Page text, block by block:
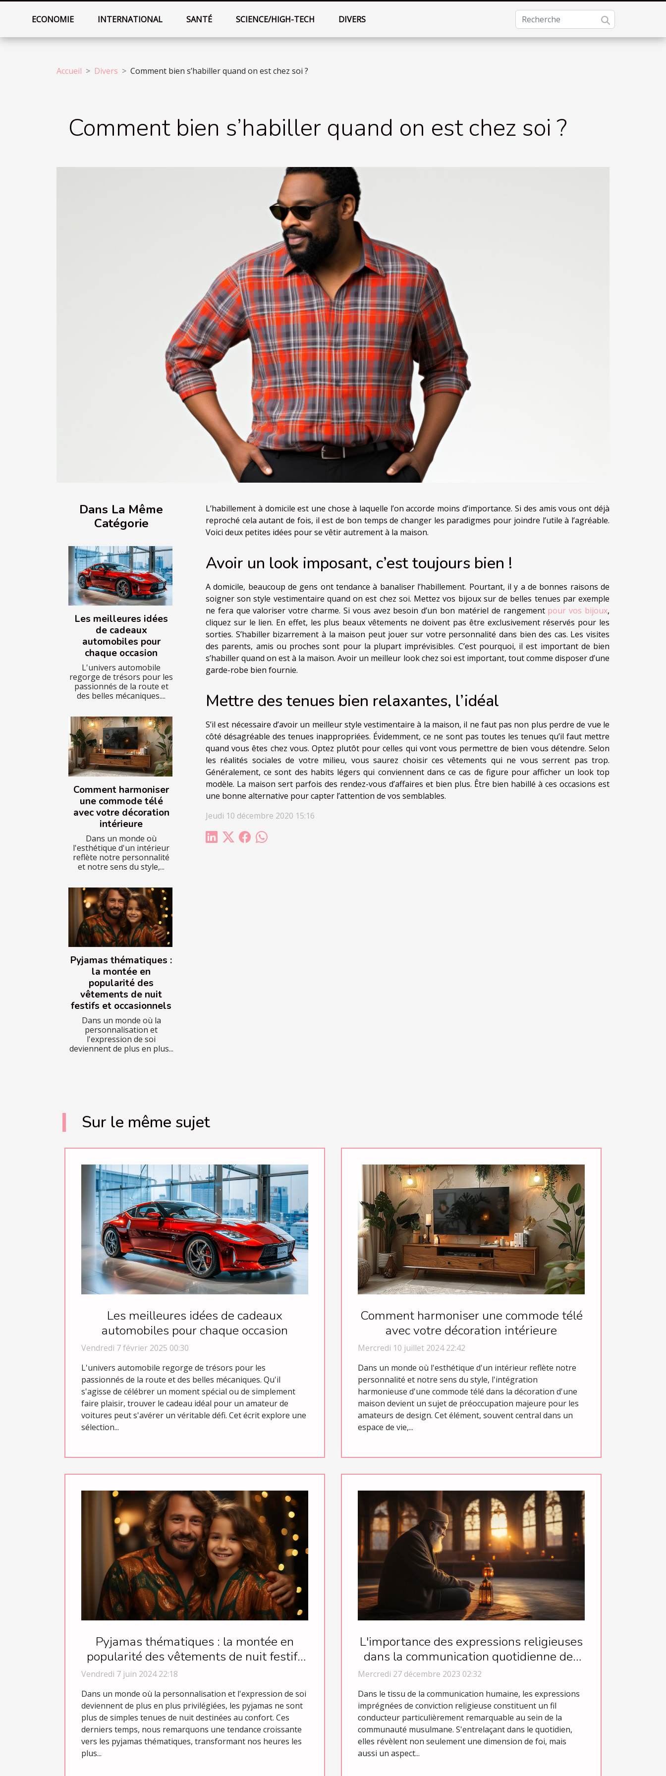
ECONOMIE INTERNATIONAL SANTÉ SCIENCE/HIGH-TECH DIVERS
Accueil Divers Comment bien s’habiller quand on est chez soi ?
Comment bien s’habiller quand on est chez soi ?
Dans La Même
Catégorie
Les meilleures idées
de cadeaux
automobiles pour
chaque occasion
L'univers automobile
regorge de trésors pour les
passionnés de la route et
des belles mécaniques....
Comment harmoniser
une commode télé
avec votre décoration
intérieure
Dans un monde où
l'esthétique d'un intérieur
reflète notre personnalité
et notre sens du style,...
Pyjamas thématiques :
la montée en
popularité des
vêtements de nuit
festifs et occasionnels
Dans un monde où la
personnalisation et
l'expression de soi
deviennent de plus en plus...
L’habillement à domicile est une chose à laquelle l’on accorde moins d’importance. Si des amis vous ont déjà
reproché cela autant de fois, il est de bon temps de changer les paradigmes pour joindre l’utile à l’agréable.
Voici deux petites idées pour se vêtir autrement à la maison.
Avoir un look imposant, c’est toujours bien !
A domicile, beaucoup de gens ont tendance à banaliser l’habillement. Pourtant, il y a de bonnes raisons de
soigner son style vestimentaire quand on est chez soi. Mettez vos bijoux sur de belles tenues par exemple
ne fera que valoriser votre charme. Si vous avez besoin d’un bon matériel de rangement pour vos bijoux,
cliquez sur le lien. En effet, les plus beaux vêtements ne doivent pas être exclusivement réservés pour les
sorties. S’habiller bizarrement à la maison peut jouer sur votre personnalité dans bien des cas. Les visites
des parents, amis ou proches sont pour la plupart imprévisibles. C’est pourquoi, il est important de bien
s’habiller quand on est à la maison. Avoir un meilleur look chez soi est important, tout comme disposer d’une
garde-robe bien fournie.
Mettre des tenues bien relaxantes, l’idéal
S’il est nécessaire d’avoir un meilleur style vestimentaire à la maison, il ne faut pas non plus perdre de vue le
côté désagréable des tenues inappropriées. Évidemment, ce ne sont pas toutes les tenues qu’il faut mettre
quand vous êtes chez vous. Optez plutôt pour celles qui vont vous permettre de bien vous détendre. Selon
les réalités sociales de votre milieu, vous saurez choisir ces vêtements qui ne vous serrent pas trop.
Généralement, ce sont des habits légers qui conviennent dans ce cas de figure pour afficher un look top
modèle. La maison sert parfois des rendez-vous d’affaires et bien plus. Être bien habillé à ces occasions est
une bonne alternative pour capter l’attention de vos semblables.
Jeudi 10 décembre 2020 15:16
Sur le même sujet
Les meilleures idées de cadeaux
automobiles pour chaque occasion
Vendredi 7 février 2025 00:30
L'univers automobile regorge de trésors pour les
passionnés de la route et des belles mécaniques. Qu'il
s'agisse de célébrer un moment spécial ou de simplement
faire plaisir, trouver le cadeau idéal pour un amateur de
voitures peut s'avérer un véritable défi. Cet écrit explore une
sélection...
Comment harmoniser une commode télé
avec votre décoration intérieure
Mercredi 10 juillet 2024 22:42
Dans un monde où l'esthétique d'un intérieur reflète notre
personnalité et notre sens du style, l'intégration
harmonieuse d'une commode télé dans la décoration d'une
maison devient un sujet de préoccupation majeure pour les
amateurs de design. Cet élément, souvent central dans un
espace de vie,...
Pyjamas thématiques : la montée en
popularité des vêtements de nuit festifs
et occasionnels
Vendredi 7 juin 2024 22:18
Dans un monde où la personnalisation et l'expression de soi
deviennent de plus en plus privilégiées, les pyjamas ne sont
plus de simples tenues de nuit destinées au confort. Ces
derniers temps, nous remarquons une tendance croissante
vers les pyjamas thématiques, transformant nos heures les
plus...
L'importance des expressions religieuses
dans la communication quotidienne des
musulmans
Mercredi 27 décembre 2023 02:32
Dans le tissu de la communication humaine, les expressions
imprégnées de conviction religieuse constituent un fil
conducteur particulièrement remarquable au sein de la
communauté musulmane. S'entrelaçant dans le quotidien,
elles révèlent non seulement une dimension de foi, mais
aussi un aspect...